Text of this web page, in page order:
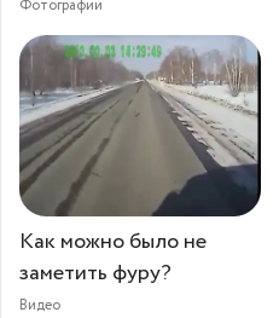
Фотографии
Как можно было не
заметить фуру?
Видео